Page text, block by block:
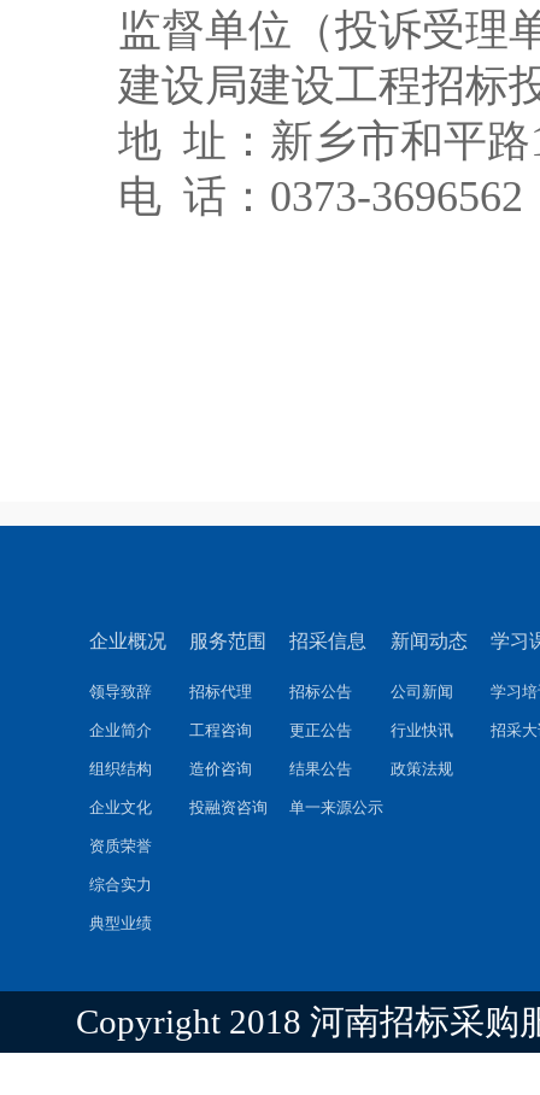
监督单位（投诉受理
建设局建设工程招标
地 址：新乡市和平路
电 话 ： 0373-3696562
企业概况
领导致辞
企业简介
组织结构
企业文化
资质荣誉
综合实力
典型业绩
服务范围
招标代理
工程咨询
造价咨询
投融资咨询
招采信息
招标公告
更正公告
结果公告
单一来源公示
新闻动态
公司新闻
行业快讯
政策法规
学习
学习
招采
Copyright 2018 河南招标采